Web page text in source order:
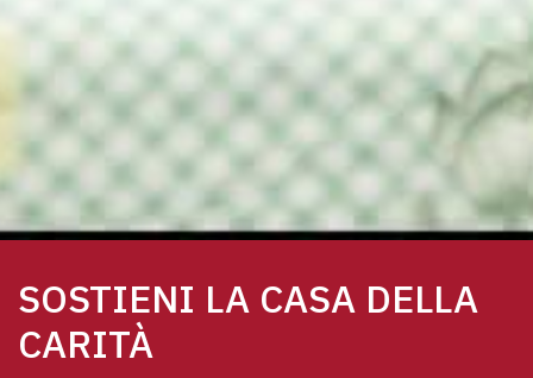
SOSTIENI LA CASA DELLA
CARITÀ